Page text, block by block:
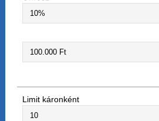
Limit káronként